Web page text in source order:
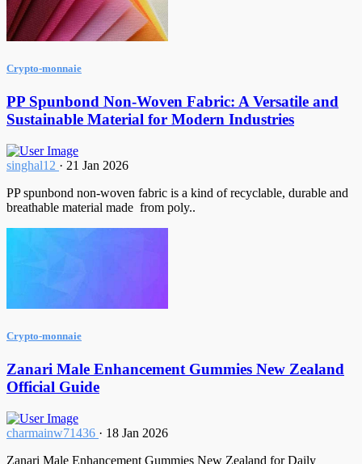
Crypto-monnaie
PP Spunbond Non-Woven Fabric: A Versatile and
Sustainable Material for Modern Industries
singhal12 · 21 Jan 2026
PP spunbond non-woven fabric is a kind of recyclable, durable and
breathable material made from poly..
Crypto-monnaie
Zanari Male Enhancement Gummies New Zealand
Official Guide
charmainw71436 · 18 Jan 2026
Zanari Male Enhancement Gummies New Zealand for Daily